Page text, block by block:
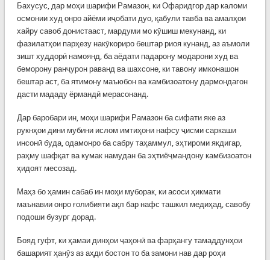
Бахусус, дар моҳи шарифи Рамазон, ки Офаридгор дар каломи
осмонии худ онро айёми иҷобати дуо, қабули тавба ва амалҳои
хайру савоб донистааст, мардуми мо кӯшиш мекунанд, ки
фазилатҳои парҳезу накӯкориро бештар риоя кунанд, аз аъмоли
зишт худдорӣ намоянд, ба аёдати падарону модарони худ ва
беморону ранҷурон раванд ва шахсоне, ки тавону имконашон
бештар аст, ба ятимону маъюбон ва камбизоатону дармондагон
дасти мададу ёрмандӣ мерасонанд.
Дар баробари ин, моҳи шарифи Рамазон ба сифати яке аз
рукнҳои дини мубини ислом имтиҳони нафсу ҷисми саркаши
инсонӣ буда, одамонро ба сабру таҳаммул, эҳтироми якдигар,
раҳму шафқат ва кумак намудан ба эҳтиёҷмандону камбизоатон
ҳидоят месозад.
Маҳз бо ҳамин сабаб ин моҳи муборак, ки асоси ҳикмати
маънавии онро ғолибияти ақл бар нафс ташкил медиҳад, савобу
подоши бузург дорад.
Бояд гуфт, ки ҳамаи динҳои ҷаҳонӣ ва фарҳангу тамаддунҳои
башарият ҳанӯз аз аҳди бостон то ба замони нав дар роҳи